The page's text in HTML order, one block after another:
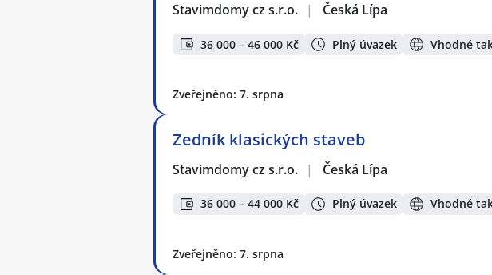
Stavimdomy cz s.r.o. | Česká Lípa
36 000 – 46 000 Kč Plný úvazek Vhodné
Zveřejněno: 7. srpna
Zedník klasických staveb
Stavimdomy cz s.r.o. | Česká Lípa
36 000 – 44 000 Kč Plný úvazek Vhodné
Zveřejněno: 7. srpna